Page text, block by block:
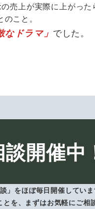
売上が実際に上がった
のこと。
なドラマ」 でした。
開催中
」をほぼ毎日開催していま
を、まずはお気軽にご相